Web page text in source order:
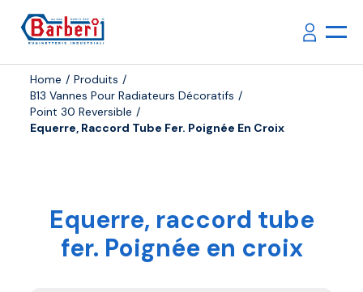
Home
Produits
B13 Vannes Pour Radiateurs Décoratifs
Point 30 Reversible
Equerre, Raccord Tube Fer. Poignée En Croix
Equerre, raccord tube
fer. Poignée en croix